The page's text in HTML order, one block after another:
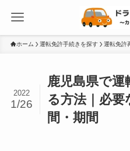
ホーム 運転免許手続きを探す 運転免許
鹿児島県で運
る方法｜必要
間・期間
2022
1/26